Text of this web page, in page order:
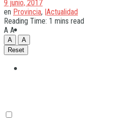
9 junio, 2017
en Provincia, |Actualidad
Reading Time: 1 mins read
A A
A
A
Reset